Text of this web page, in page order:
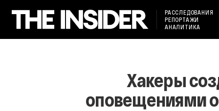
РАССЛЕДОВАНИЯ
РЕПОРТАЖИ
АНАЛИТИКА
Хакеры
оповещениями о